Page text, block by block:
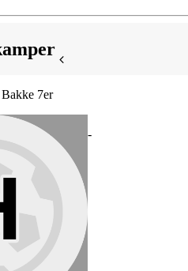
7er
-